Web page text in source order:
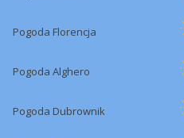
Pogoda Florencja
Pogoda Alghero
Pogoda Dubrownik